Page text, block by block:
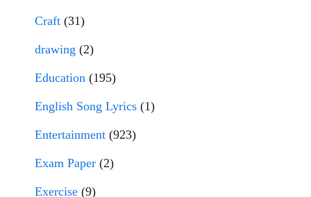
Craft (31)
drawing (2)
Education (195)
English Song Lyrics (1)
Entertainment (923)
Exam Paper (2)
Exercise (9)